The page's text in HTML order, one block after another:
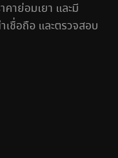
าย่อมเยา และมี
ชื่อถือ และตรวจสอบ